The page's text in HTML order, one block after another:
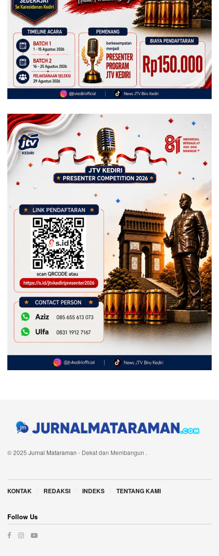
© 2025 Jurnal Mataraman - Dekat dan Membangun .
KONTAK REDAKSI INDEKS TENTANG KAMI
Follow Us